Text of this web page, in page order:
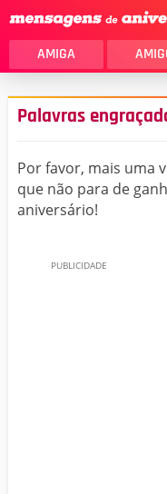
AMIGA
Palavras
Por favor, mais uma
que não para de
aniversário!